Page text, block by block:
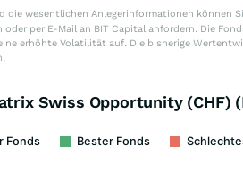
die wesentlichen Anlegerinformationen können
oder per E-Mail an BIT Capital anfordern. Die
erhöhte Volatilität auf. Die bisherige
Swiss Opportunity (CHF)
Fonds Bester Fonds